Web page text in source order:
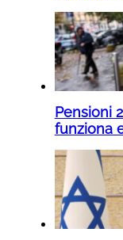
Pensioni
funziona